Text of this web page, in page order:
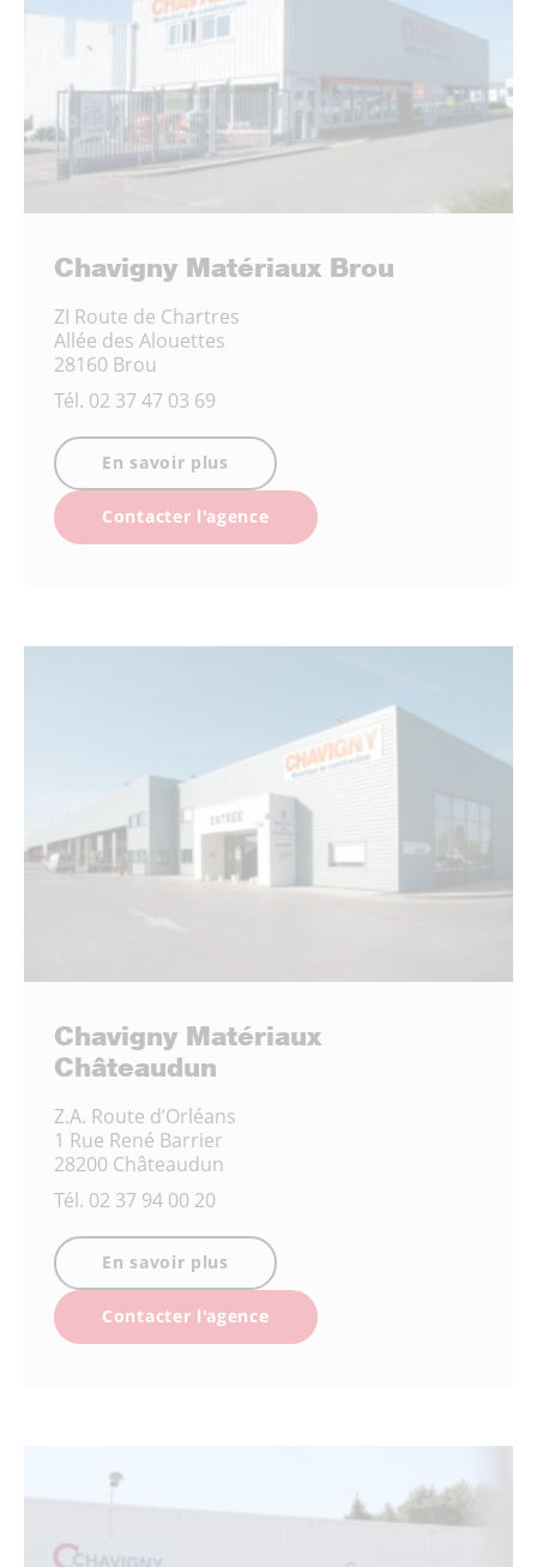
Chavigny Matériaux Brou
ZI Route de Chartres
Allée des Alouettes
28160 Brou
Tél. 02 37 47 03 69
En savoir plus
Contacter l'agence
Chavigny Matériaux
Châteaudun
Z.A. Route d’Orléans
1 Rue René Barrier
28200 Châteaudun
Tél. 02 37 94 00 20
En savoir plus
Contacter l'agence